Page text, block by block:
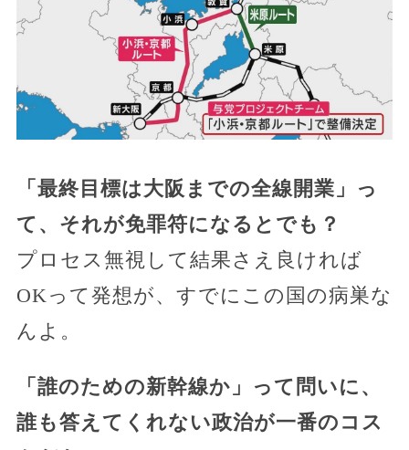
「最終目標は大阪までの全線開業」っ
て、それが免罪符になるとでも？
プロセス無視して結果さえ良ければ
OKって発想が、すでにこの国の病巣な
んよ。
「誰のための新幹線か」って問いに、
誰も答えてくれない政治が一番のコス